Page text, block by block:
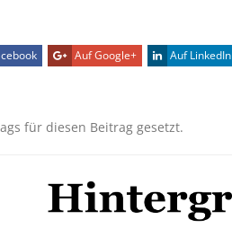
Auf Google+ Auf LinkedIn
für diesen Beitrag gesetzt.